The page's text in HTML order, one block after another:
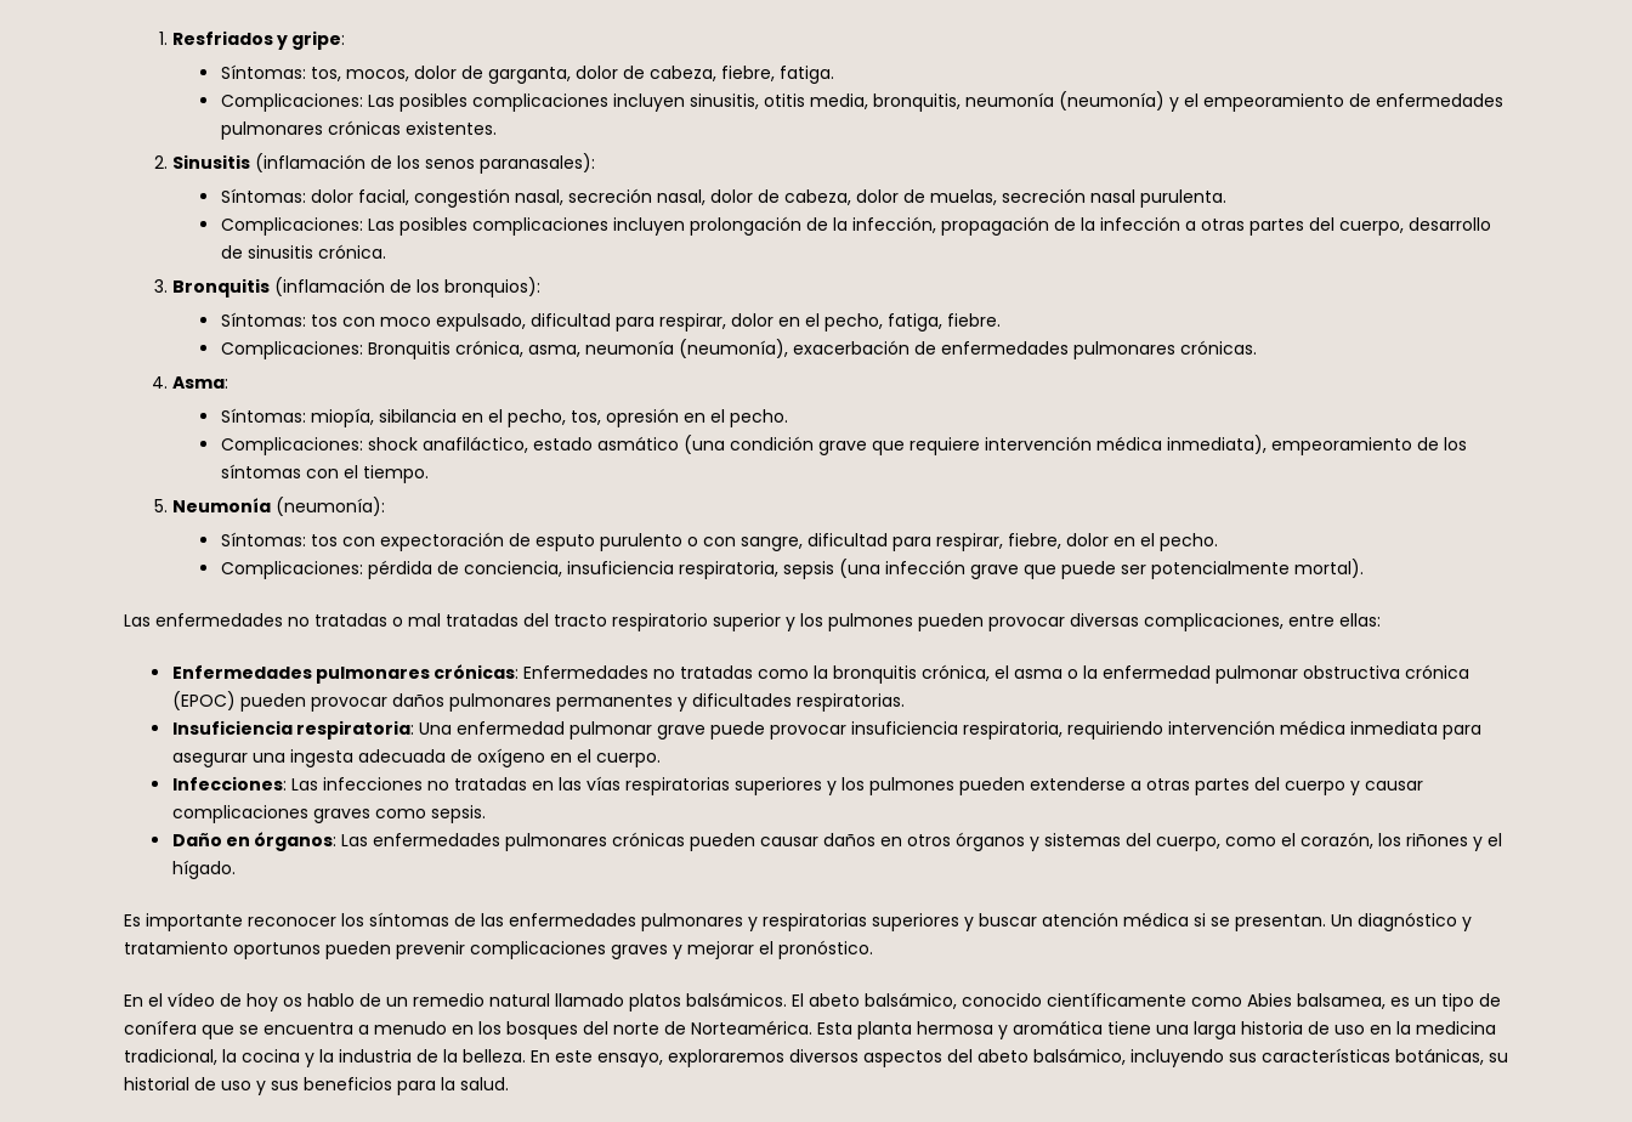
Resfriados y gripe:
Síntomas: tos, mocos, dolor de garganta, dolor de cabeza, fiebre, fatiga.
Complicaciones: Las posibles complicaciones incluyen sinusitis, otitis media, bronquitis, neumonía (neumonía) y el empeoramiento de enfermedades
pulmonares crónicas existentes.
Sinusitis (inflamación de los senos paranasales):
Síntomas: dolor facial, congestión nasal, secreción nasal, dolor de cabeza, dolor de muelas, secreción nasal purulenta.
Complicaciones: Las posibles complicaciones incluyen prolongación de la infección, propagación de la infección a otras partes del cuerpo, desarrollo
de sinusitis crónica.
Bronquitis (inflamación de los bronquios):
Síntomas: tos con moco expulsado, dificultad para respirar, dolor en el pecho, fatiga, fiebre.
Complicaciones: Bronquitis crónica, asma, neumonía (neumonía), exacerbación de enfermedades pulmonares crónicas.
Asma:
Síntomas: miopía, sibilancia en el pecho, tos, opresión en el pecho.
Complicaciones: shock anafiláctico, estado asmático (una condición grave que requiere intervención médica inmediata), empeoramiento de los
síntomas con el tiempo.
Neumonía (neumonía):
Síntomas: tos con expectoración de esputo purulento o con sangre, dificultad para respirar, fiebre, dolor en el pecho.
Complicaciones: pérdida de conciencia, insuficiencia respiratoria, sepsis (una infección grave que puede ser potencialmente mortal).
Las enfermedades no tratadas o mal tratadas del tracto respiratorio superior y los pulmones pueden provocar diversas complicaciones, entre ellas:
Enfermedades pulmonares crónicas: Enfermedades no tratadas como la bronquitis crónica, el asma o la enfermedad pulmonar obstructiva crónica
(EPOC) pueden provocar daños pulmonares permanentes y dificultades respiratorias.
Insuficiencia respiratoria: Una enfermedad pulmonar grave puede provocar insuficiencia respiratoria, requiriendo intervención médica inmediata para
asegurar una ingesta adecuada de oxígeno en el cuerpo.
Infecciones: Las infecciones no tratadas en las vías respiratorias superiores y los pulmones pueden extenderse a otras partes del cuerpo y causar
complicaciones graves como sepsis.
Daño en órganos: Las enfermedades pulmonares crónicas pueden causar daños en otros órganos y sistemas del cuerpo, como el corazón, los riñones y el
hígado.
Es importante reconocer los síntomas de las enfermedades pulmonares y respiratorias superiores y buscar atención médica si se presentan. Un diagnóstico y
tratamiento oportunos pueden prevenir complicaciones graves y mejorar el pronóstico.
En el vídeo de hoy os hablo de un remedio natural llamado platos balsámicos. El abeto balsámico, conocido científicamente como Abies balsamea, es un tipo de
conífera que se encuentra a menudo en los bosques del norte de Norteamérica. Esta planta hermosa y aromática tiene una larga historia de uso en la medicina
tradicional, la cocina y la industria de la belleza. En este ensayo, exploraremos diversos aspectos del abeto balsámico, incluyendo sus características botánicas, su
historial de uso y sus beneficios para la salud.